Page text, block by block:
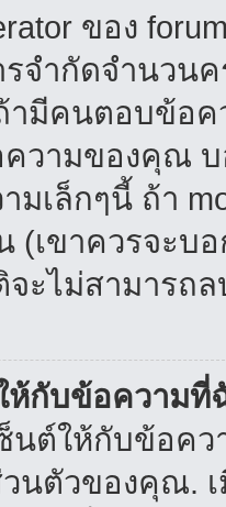
ของ
รจำกัดจำนวน
ามีคนตอบข้อ
ความของคุณ
เล็กๆนี้ ถ้า
(เขาควรจะบ
จะไม่สามารถ
ห้กับข้อความที่
นต์ให้กับข้อค
นตัวของคุณ.